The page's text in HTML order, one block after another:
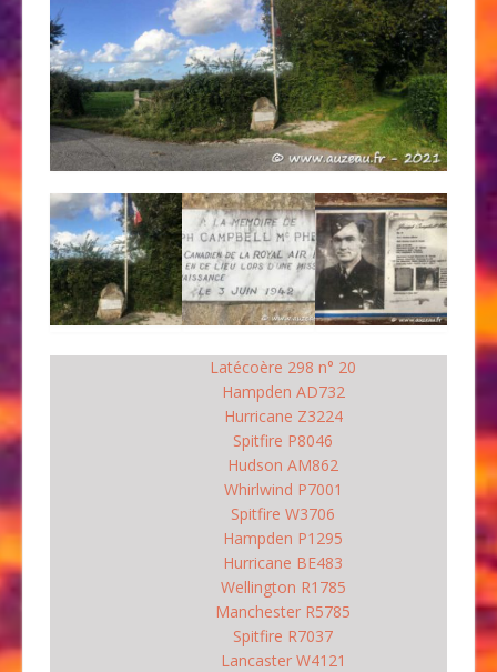
Latécoère 298 n° 20
Hampden AD732
Hurricane Z3224
Spitfire P8046
Hudson AM862
Whirlwind P7001
Spitfire W3706
Hampden P1295
Hurricane BE483
Wellington R1785
Manchester R5785
Spitfire R7037
Lancaster W4121